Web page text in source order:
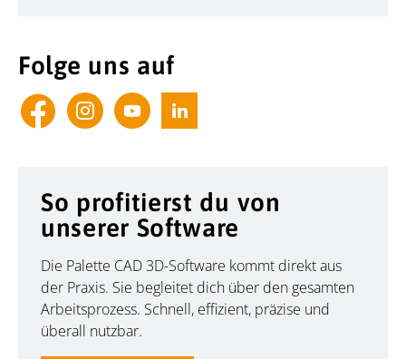
Folge uns auf
So profitierst du von
unserer Software
Die Palette CAD 3D-Software kommt direkt aus
der Praxis. Sie begleitet dich über den gesamten
Arbeitsprozess. Schnell, effizient, präzise und
überall nutzbar.